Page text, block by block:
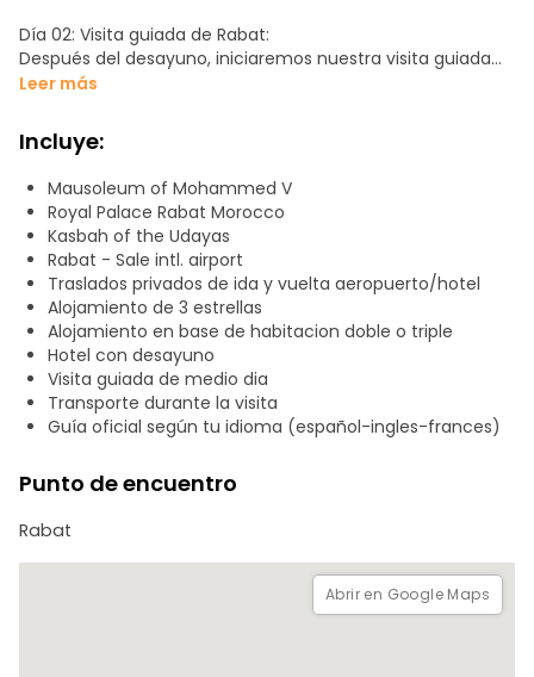
Día 02: Visita guiada de Rabat:
Después del desayuno, iniciaremos nuestra visita guiada
por Rabat con un guía oficial. Comenzaremos explorando
interesantes. Luego, nos dirigiremos al Mausoleo de
Mohamed V para maravillarnos con este fantástico lugar
que encapsula la historia y artesanía marroquí, junto con
la Mezquita de Hassan, que guarda una rica historia.
Visitaremos la antigua medina y sus calles, ofreciéndonos
una visión auténtica de cómo era la medina en el pasado.
Finalmente, exploraremos la Kasbah Oudaya y la Avenida
Mohamed V. Concluida la visita, pasaremos la noche en
Rabat.
Día 03: Traslado al aeropuerto de Rabat:
Desayuno en el hotel y tiempo libre durante el día. A la
hora acordada, les proporcionaremos el traslado al
aeropuerto de Rabat.
Fin de nuestros servicios.
Leer más
Incluye:
Mausoleum of Mohammed V
Royal Palace Rabat Morocco
Kasbah of the Udayas
Rabat - Sale intl. airport
Traslados privados de ida y vuelta aeropuerto/hotel
Alojamiento de 3 estrellas
Alojamiento en base de habitacion doble o triple
Hotel con desayuno
Visita guiada de medio dia
Transporte durante la visita
Guía oficial según tu idioma (español-ingles-frances)
Punto de encuentro
Rabat
Abrir en Google Maps